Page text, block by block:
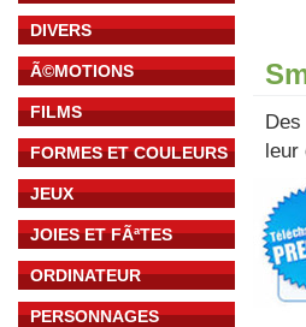
DIVERS
Ã©MOTIONS
FILMS
FORMES ET COULEURS
JEUX
JOIES ET FÃªTES
ORDINATEUR
PERSONNAGES
leur